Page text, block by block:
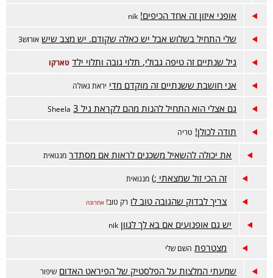
אופני איזון זה אחד הכיפים! nik
שלי התחיל בשלוש אבל יש כאלה שקודם. יש מצב שיש אורוש3
גיל שנתיים זה טיפה גבולי, תלוי גובה ותלוי ילד טארקו
אני חושבת ששנתיים זה מוקדם מדי יראת גאולה
גם אצלי הוא התחיל להנות מהם לקראת גיל 3 Sheela
תודה לכולן! טריה
את יכולה להשאיל משכנים לראות אם מסתדר מנגואית
זה הכי זול שמצאתי ;) מנגואית
צריך לבדוק שהגובה טוב לו רק טוב! אחרונה
יש גם אופנועים אם בא לך לגוון nik
מצטרפת השם שלי
שמעתי המלצות על הפלסטיק של הפיראט האדום שיפור